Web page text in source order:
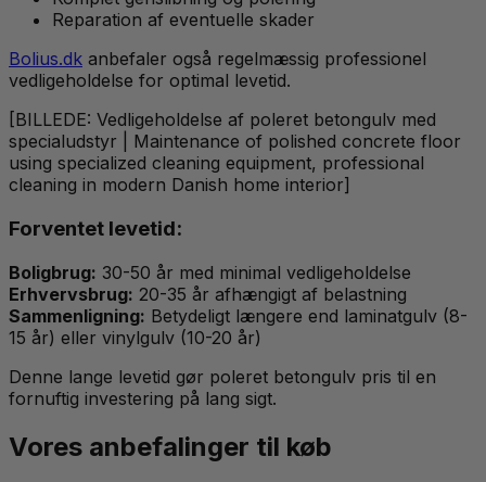
Reparation af eventuelle skader
Bolius.dk anbefaler også regelmæssig professionel
vedligeholdelse for optimal levetid.
[BILLEDE: Vedligeholdelse af poleret betongulv med
specialudstyr | Maintenance of polished concrete floor
using specialized cleaning equipment, professional
cleaning in modern Danish home interior]
Forventet levetid:
Boligbrug: 30-50 år med minimal vedligeholdelse
Erhvervsbrug: 20-35 år afhængigt af belastning
Sammenligning: Betydeligt længere end laminatgulv (8-
15 år) eller vinylgulv (10-20 år)
Denne lange levetid gør poleret betongulv pris til en
fornuftig investering på lang sigt.
Vores anbefalinger til køb